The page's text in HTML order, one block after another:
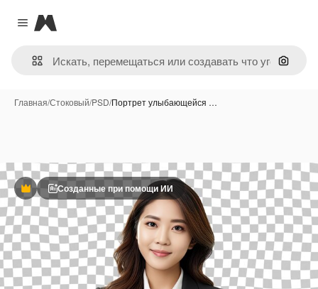
Close menu
Magnific
Поиск
Главная/Стоковый/PSD/Портрет улыбающейся …
ПремиумСозданные при помощи ИИ